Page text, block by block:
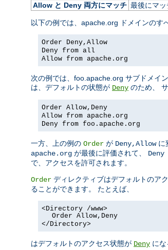
Allow と Deny 両方にマッチ 最後にマ
以下の例では、apache.org ドメインのす
Order Deny,Allow
Deny from all
Allow from apache.org
次の例では、foo.apache.org サブドメイ
は、デフォルトの状態が Deny のため、
Order Allow,Deny
Allow from apache.org
Deny from foo.apache.org
一方、上の例の Order が Deny,Allowに
apache.org が最後に評価されて、
で、アクセスを許可されます。
Order ディレクティブはデフォルトのア
ることができます。 たとえば、
<Directory /www>
Order Allow,Deny
</Directory>
はデフォルトのアクセス状態が Deny にな